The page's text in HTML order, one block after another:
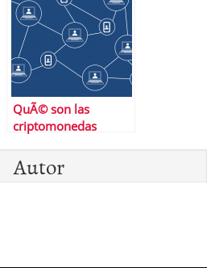
QuÃ© son las
criptomonedas
hay que saberlo)
Autor